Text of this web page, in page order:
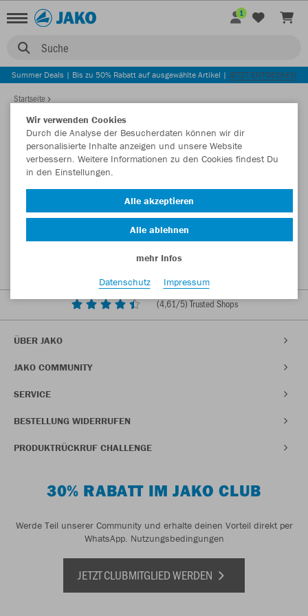
Suche
1
Summer Deals | Bis zu 50% Rabatt auf ausgewählte Artikel | JETZT ENTDECKEN
Startseite
(4,61/5) Trusted Shops
ÜBER JAKO
JAKO COMMUNITY
SERVICE
BESTELLUNG WIDERRUFEN
PRODUKTRÜCKRUF CHALLENGE
30% RABATT IM JAKO CLUB
Werde Teil unserer Community und erhalte deinen Vorteil direkt per
WhatsApp. Nutzungsbedingungen
JETZT CLUBMITGLIED WERDEN
Wir verwenden Cookies
Durch die Analyse der Besucherdaten können wir dir
personalisierte Inhalte anzeigen und unsere Website
verbessern. Weitere Informationen zu den Cookies findest Du
in den Einstellungen.
Alle akzeptieren
Alle ablehnen
mehr Infos
Datenschutz
Impressum